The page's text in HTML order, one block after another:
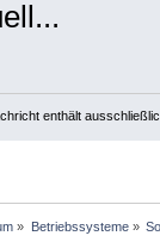
enthält
» Betriebssysteme»